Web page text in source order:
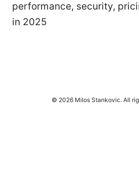
performance, security,
in 2025
© 2026 Milos Stankovic. All